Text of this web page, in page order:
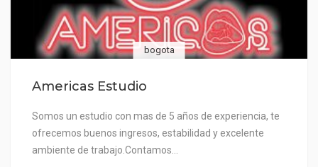
bogota
Americas Estudio
Somos un estudio con mas de 5 años de experiencia, te
ofrecemos buenos ingresos, estabilidad y excelente
ambiente de trabajo.Contamos…